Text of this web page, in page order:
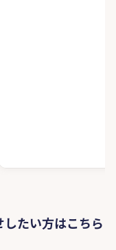
たい方はこちら